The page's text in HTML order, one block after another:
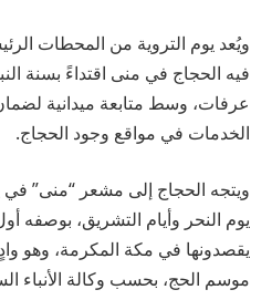
ويُعد يوم التروية من المحطات
فيه الحجاج في منى اقتداءً بسنة
عرفات، وسط متابعة ميدانية
الخدمات في مواقع وجود الحجاج.
ويتجه الحجاج إلى مشعر “منى” في
يوم النحر وأيام التشريق، بوصفه
يقصدونها في مكة المكرمة، وهو
موسم الحج، بحسب وكالة الأنباء